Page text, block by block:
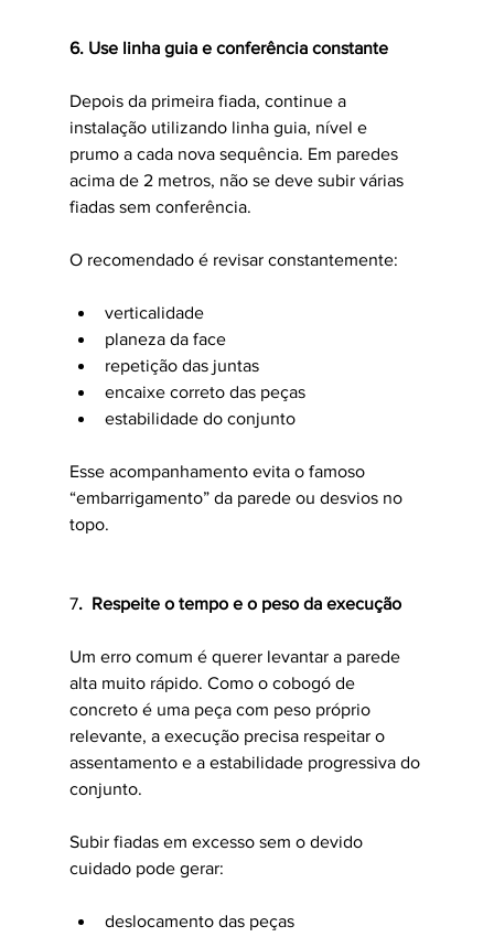
6. Use linha guia e conferência constante
Depois da primeira fiada, continue a
instalação utilizando linha guia, nível e
prumo a cada nova sequência. Em paredes
acima de 2 metros, não se deve subir várias
fiadas sem conferência.
O recomendado é revisar constantemente:
verticalidade
planeza da face
repetição das juntas
encaixe correto das peças
estabilidade do conjunto
Esse acompanhamento evita o famoso
“embarrigamento” da parede ou desvios no
topo.
7.  Respeite o tempo e o peso da execução
Um erro comum é querer levantar a parede
alta muito rápido. Como o cobogó de
concreto é uma peça com peso próprio
relevante, a execução precisa respeitar o
assentamento e a estabilidade progressiva do
conjunto.
Subir fiadas em excesso sem o devido
cuidado pode gerar:
deslocamento das peças